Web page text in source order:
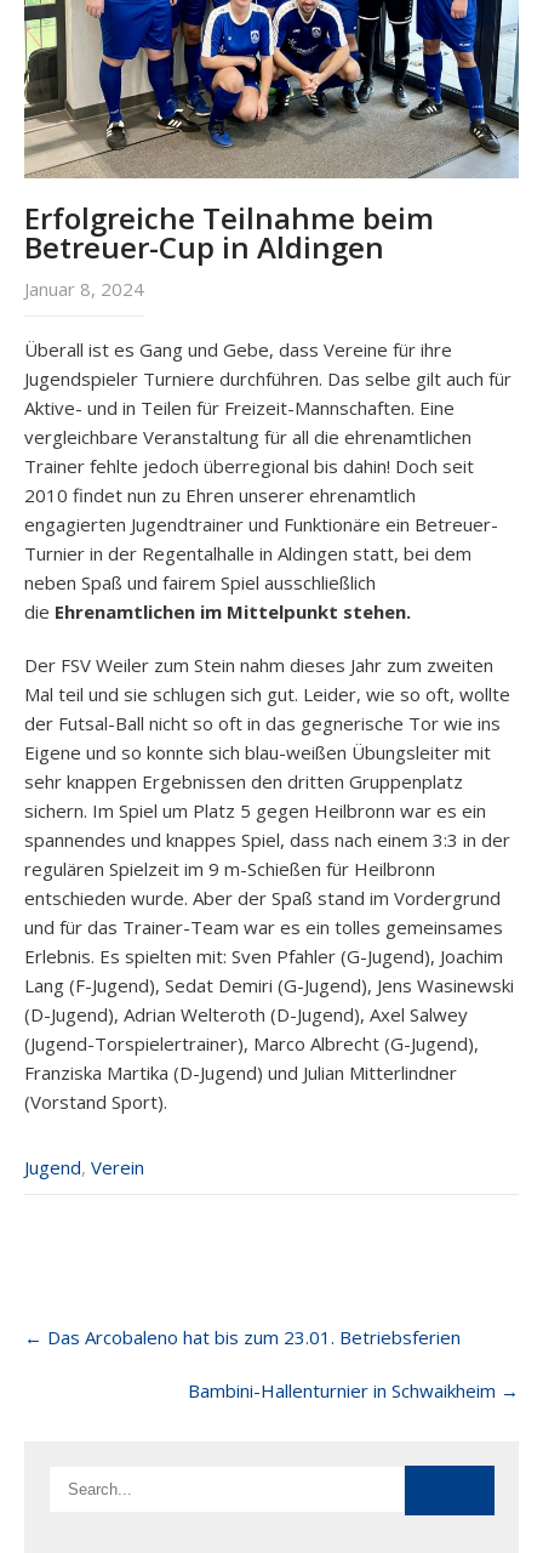
Erfolgreiche Teilnahme beim
Betreuer-Cup in Aldingen
Januar 8, 2024
Überall ist es Gang und Gebe, dass Vereine für ihre
Jugendspieler Turniere durchführen. Das selbe gilt auch für
Aktive- und in Teilen für Freizeit-Mannschaften. Eine
vergleichbare Veranstaltung für all die ehrenamtlichen
Trainer fehlte jedoch überregional bis dahin! Doch seit
2010 findet nun zu Ehren unserer ehrenamtlich
engagierten Jugendtrainer und Funktionäre ein Betreuer-
Turnier in der Regentalhalle in Aldingen statt, bei dem
neben Spaß und fairem Spiel ausschließlich
die Ehrenamtlichen im Mittelpunkt stehen.
Der FSV Weiler zum Stein nahm dieses Jahr zum zweiten
Mal teil und sie schlugen sich gut. Leider, wie so oft, wollte
der Futsal-Ball nicht so oft in das gegnerische Tor wie ins
Eigene und so konnte sich blau-weißen Übungsleiter mit
sehr knappen Ergebnissen den dritten Gruppenplatz
sichern. Im Spiel um Platz 5 gegen Heilbronn war es ein
spannendes und knappes Spiel, dass nach einem 3:3 in der
regulären Spielzeit im 9 m-Schießen für Heilbronn
entschieden wurde. Aber der Spaß stand im Vordergrund
und für das Trainer-Team war es ein tolles gemeinsames
Erlebnis. Es spielten mit: Sven Pfahler (G-Jugend), Joachim
Lang (F-Jugend), Sedat Demiri (G-Jugend), Jens Wasinewski
(D-Jugend), Adrian Welteroth (D-Jugend), Axel Salwey
(Jugend-Torspielertrainer), Marco Albrecht (G-Jugend),
Franziska Martika (D-Jugend) und Julian Mitterlindner
(Vorstand Sport).
Jugend, Verein
Post
navigation
← Das Arcobaleno hat bis zum 23.01. Betriebsferien
Bambini-Hallenturnier in Schwaikheim →